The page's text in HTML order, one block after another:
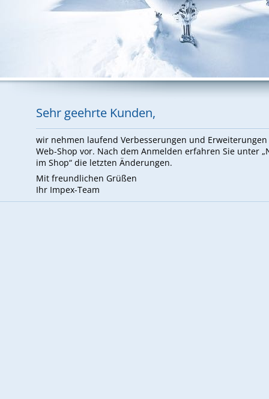
Sehr ge­ehr­te Kun­den,
wir neh­men lau­fend Ver­bes­se­run­gen und Er­wei­te­run­gen
Web-Shop vor. Nach dem An­mel­den er­fah­ren Sie un­ter
im Shop“ die letz­ten Än­de­run­gen.
Mit freund­li­chen Grü­ßen
Ihr Im­pex-Team